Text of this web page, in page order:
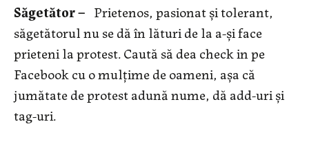
Săgetător – Prietenos, pasionat și tolerant,
săgetătorul nu se dă în lături de la a-și face
prieteni la protest. Caută să dea check in pe
Facebook cu o mulțime de oameni, așa că
jumătate de protest adună nume, dă add-uri și
tag-uri.